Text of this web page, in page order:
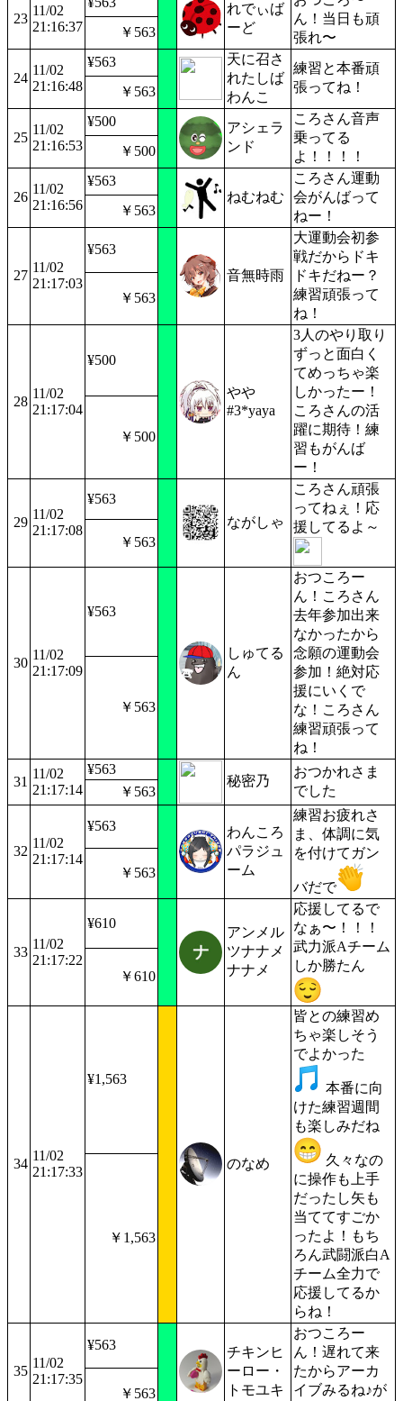
23
11/02
21:16:37
れでぃば
ーど
ん！当日も頑
張れ〜
￥563
24
11/02
21:16:48
¥563
天に召さ
れたしば
わんこ
練習と本番頑
張ってね！
￥563
25
11/02
21:16:53
¥500
アシェラ
ンド
ころさん音声
乗ってる
よ！！！！
￥500
26
11/02
21:16:56
¥563
ねむねむ
ころさん運動
会がんばって
ねー！
￥563
27
11/02
21:17:03
¥563
音無時雨
大運動会初参
戦だからドキ
ドキだねー？
練習頑張って
ね！
￥563
28
11/02
21:17:04
¥500
やや
#3*yaya
3人のやり取り
ずっと面白く
てめっちゃ楽
しかったー！
ころさんの活
躍に期待！練
習もがんば
ー！
￥500
29
11/02
21:17:08
¥563
ながしゃ
ころさん頑張
ってねぇ！応
援してるよ～
￥563
30
11/02
21:17:09
¥563
しゅてる
ん
おつころー
ん！ころさん
去年参加出来
なかったから
念願の運動会
参加！絶対応
援にいくで
な！ころさん
練習頑張って
ね！
￥563
31
11/02
21:17:14
¥563
秘密乃
おつかれさま
でした
￥563
32
11/02
21:17:14
¥563
わんころ
パラジュ
ーム
練習お疲れさ
ま、体調に気
を付けてガン
バだで
￥563
33
11/02
21:17:22
¥610
アンメル
ツナナメ
ナナメ
応援してるで
なぁ〜！！！
武力派Aチーム
しか勝たん
￥610
34
11/02
21:17:33
¥1,563
のなめ
皆との練習め
ちゃ楽しそう
でよかった
本番に向
けた練習週間
も楽しみだね
久々なの
に操作も上手
だったし矢も
当ててすごか
ったよ！もち
ろん武闘派白A
チーム全力で
応援してるか
らね！
￥1,563
35
11/02
21:17:35
¥563
チキンヒ
ーロー・
トモユキ
おつころー
ん！遅れて来
たからアーカ
イブみるね♪が
￥563